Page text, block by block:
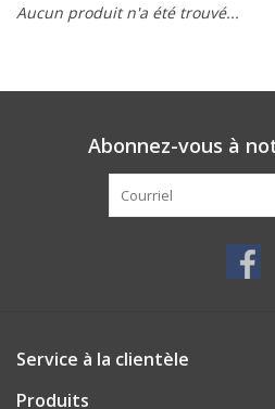
SOLDES
MAILLOTS DE BAIN
Aucun produit n'a été trouvé...
Abonnez-vous à
Service à la clientèle
Produits